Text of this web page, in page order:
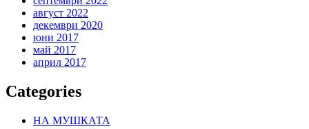
август 2022
декември 2020
юни 2017
май 2017
април 2017
Categories
НА МУШКАТА